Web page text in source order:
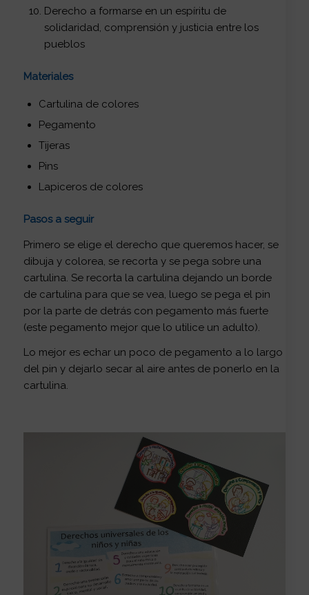
Derecho a formarse en un espíritu de
solidaridad, comprensión y justicia entre los
pueblos
Materiales
Cartulina de colores
Pegamento
Tijeras
Pins
Lapiceros de colores
Pasos a seguir
Primero se elige el derecho que queremos hacer, se
dibuja y colorea, se recorta y se pega sobre una
cartulina. Se recorta la cartulina dejando un borde
de cartulina para que se vea, luego se pega el pin
por la parte de detrás con pegamento más fuerte
(este pegamento mejor que lo utilice un adulto).
Lo mejor es echar un poco de pegamento a lo largo
del pin y dejarlo secar al aire antes de ponerlo en la
cartulina.